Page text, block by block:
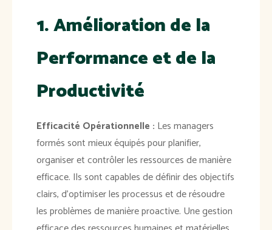
1. Amélioration de la
Performance et de la
Productivité
Efficacité Opérationnelle : Les managers
formés sont mieux équipés pour planifier,
organiser et contrôler les ressources de manière
efficace. Ils sont capables de définir des objectifs
clairs, d'optimiser les processus et de résoudre
les problèmes de manière proactive. Une gestion